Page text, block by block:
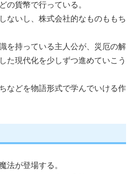
の貨幣で行っている。
ないし、株式会社的なものももち
を持っている主人公が、災厄の解
た現代化を少しずつ進めていこう
などを物語形式で学んでいける作
法が登場する。